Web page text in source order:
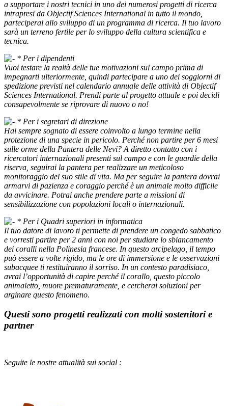
a supportare i nostri tecnici in uno dei numerosi progetti di ricerca
intrapresi da Objectif Sciences International in tutto il mondo,
parteciperai allo sviluppo di un programma di ricerca. Il tuo lavoro
sarà un terreno fertile per lo sviluppo della cultura scientifica e
tecnica.
* Per i dipendenti
Vuoi testare la realtà delle tue motivazioni sul campo prima di
impegnarti ulteriormente, quindi partecipare a uno dei soggiorni di
spedizione previsti nel calendario annuale delle attività di Objectif
Sciences International. Prendi parte al progetto attuale e poi decidi
consapevolmente se riprovare di nuovo o no!
* Per i segretari di direzione
Hai sempre sognato di essere coinvolto a lungo termine nella
protezione di una specie in pericolo. Perché non partire per 6 mesi
sulle orme della Pantera delle Nevi? A diretto contatto con i
ricercatori internazionali presenti sul campo e con le guardie della
riserva, seguirai la pantera per realizzare un meticoloso
monitoraggio del suo stile di vita. Ma per seguire la pantera dovrai
armarvi di pazienza e coraggio perché è un animale molto difficile
da avvicinare. Potrai anche prendere parte a missioni di
sensibilizzazione con popolazioni locali o internazionali.
* Per i Quadri superiori in informatica
Il tuo datore di lavoro ti permette di prendere un congedo sabbatico
e vorresti partire per 2 anni con noi per studiare lo sbiancamento
dei coralli nella Polinesia francese. In questo arcipelago, il tempo
può essere a volte rigido, ma le ore di immersione e le osservazioni
subacquee ti restituiranno il sorriso. In un contesto paradisiaco,
avrai l’opportunità di capire perché il corallo, questo piccolo
animaletto, muore prematuramente, e cercherai soluzioni per
arginare questo fenomeno.
Questi sono progetti realizzati con molti sostenitori e
partner
Seguite le nostre attualità sui social :